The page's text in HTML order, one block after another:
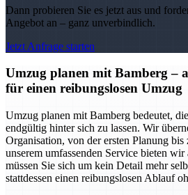
Dann probieren Sie es jetzt aus und
Angebot an – ganz unverbindlich.
Jetzt Anfrage starten
Umzug planen mit Bamberg –
für einen reibungslosen Umzug
Umzug planen mit Bamberg bedeutet,
endgültig hinter sich zu lassen. Wir
Organisation, von der ersten Planung
unserem umfassenden Service bieten
müssen Sie sich um kein Detail mehr
stattdessen einen reibungslosen Ablauf